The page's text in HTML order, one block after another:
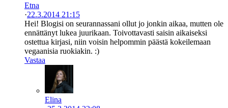
Etna
·22.3.2014 21:15
Hei! Blogisi on seurannassani ollut jo jonkin aikaa, mutten ole
ennättänyt lukea juurikaan. Toivottavasti saisin aikaiseksi
ostettua kirjasi, niin voisin helpommin päästä kokeilemaan
vegaanisia ruokiakin. :)
Vastaa
Elina